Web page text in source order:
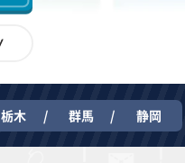
栃木 群馬 静岡